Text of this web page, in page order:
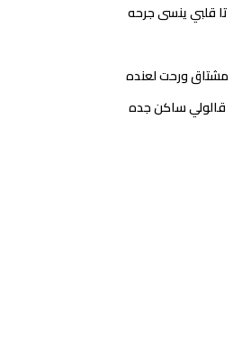
تا قلبي ينسى جرحه
مشتاق ورحت لعنده
قالولي ساكن جده